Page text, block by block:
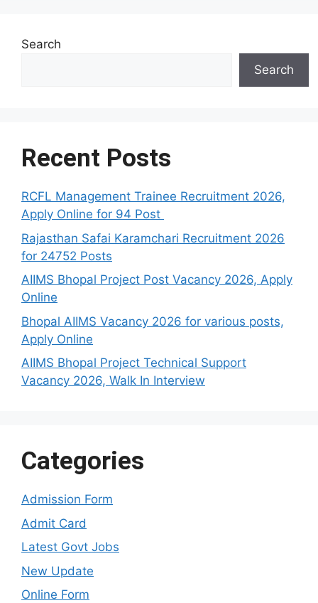
Search
Search
Recent Posts
RCFL Management Trainee Recruitment 2026,
Apply Online for 94 Post
Rajasthan Safai Karamchari Recruitment 2026
for 24752 Posts
AIIMS Bhopal Project Post Vacancy 2026, Apply
Online
Bhopal AIIMS Vacancy 2026 for various posts,
Apply Online
AIIMS Bhopal Project Technical Support
Vacancy 2026, Walk In Interview
Categories
Admission Form
Admit Card
Latest Govt Jobs
New Update
Online Form